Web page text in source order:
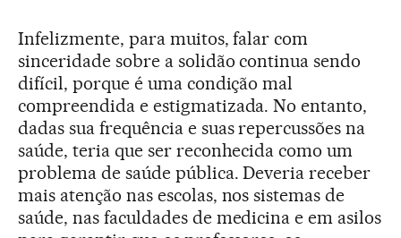
Infelizmente, para muitos, falar com
sinceridade sobre a solidão continua sendo
difícil, porque é uma condição mal
compreendida e estigmatizada. No entanto,
dadas sua frequência e suas repercussões na
saúde, teria que ser reconhecida como um
problema de saúde pública. Deveria receber
mais atenção nas escolas, nos sistemas de
saúde, nas faculdades de medicina e em asilos